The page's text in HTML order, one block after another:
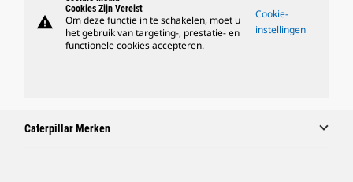
warning
Cookies Zijn Vereist
Om deze functie in te schakelen, moet u
het gebruik van targeting-, prestatie- en
functionele cookies accepteren.
Cookie-
instellingen
Caterpillar Merken